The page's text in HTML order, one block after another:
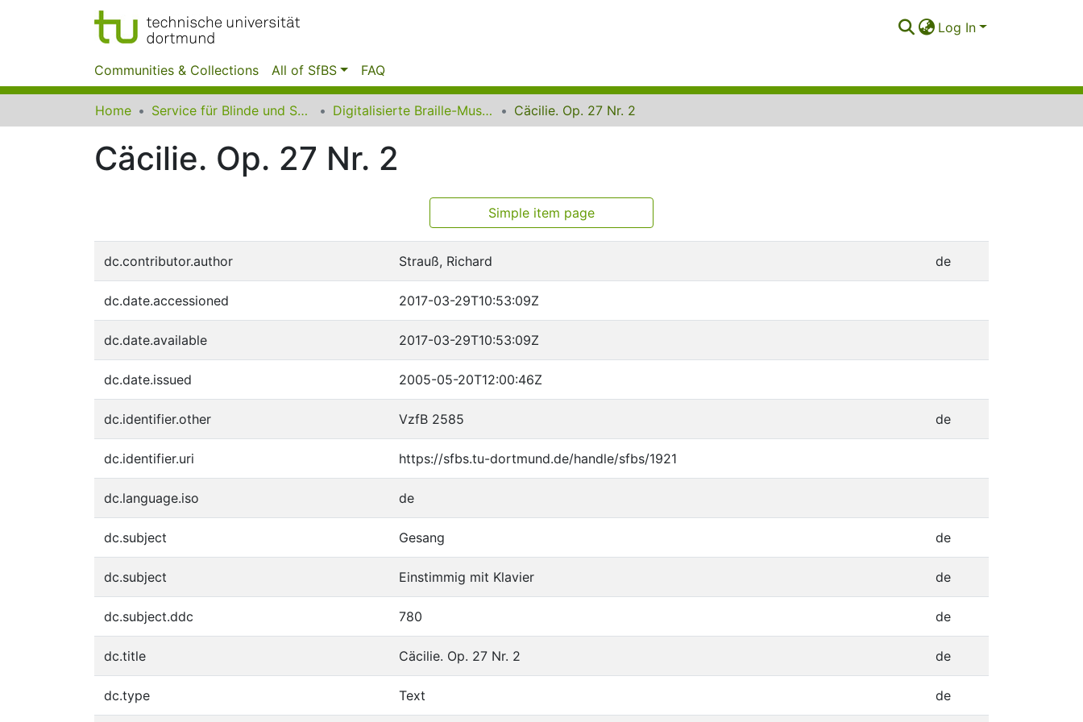
Log In
Communities & Collections All of SfBS FAQ
Home Service für Blinde und Sehbehinderte der UB Dortmund Digitalisierte Braille-Musik-Matrizen des VzfB Cäcilie. Op. 27 Nr. 2
Cäcilie. Op. 27 Nr. 2
Simple item page
dc.contributor.author Strauß, Richard de
dc.date.accessioned 2017-03-29T10:53:09Z
dc.date.available 2017-03-29T10:53:09Z
dc.date.issued 2005-05-20T12:00:46Z
dc.identifier.other VzfB 2585 de
dc.identifier.uri https://sfbs.tu-dortmund.de/handle/sfbs/1921
dc.language.iso de
dc.subject Gesang de
dc.subject Einstimmig mit Klavier de
dc.subject.ddc 780 de
dc.title Cäcilie. Op. 27 Nr. 2 de
dc.type Text de